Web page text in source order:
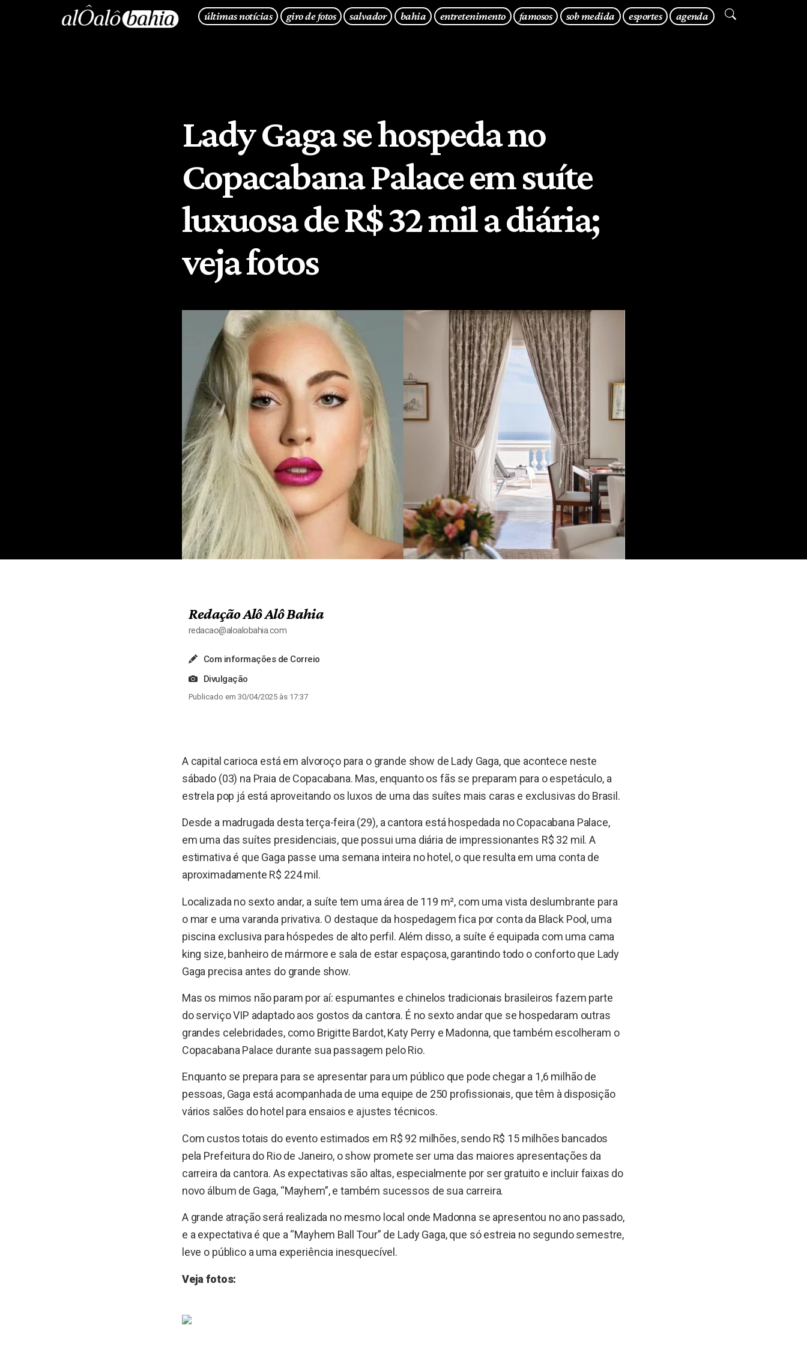
últimas notícias giro de fotos salvador bahia entretenimento famosos sob medida esportes agenda
Lady Gaga se hospeda no
Copacabana Palace em suíte
luxuosa de R$ 32 mil a diária;
veja fotos
Redação Alô Alô Bahia
redacao@aloalobahia.com
Com informações de Correio
Divulgação
Publicado em 30/04/2025 às 17:37
A capital carioca está em alvoroço para o grande show de Lady Gaga, que acontece neste
sábado (03) na Praia de Copacabana. Mas, enquanto os fãs se preparam para o espetáculo, a
estrela pop já está aproveitando os luxos de uma das suítes mais caras e exclusivas do Brasil.
Desde a madrugada desta terça-feira (29), a cantora está hospedada no Copacabana Palace,
em uma das suítes presidenciais, que possui uma diária de impressionantes R$ 32 mil. A
estimativa é que Gaga passe uma semana inteira no hotel, o que resulta em uma conta de
aproximadamente R$ 224 mil.
Localizada no sexto andar, a suíte tem uma área de 119 m², com uma vista deslumbrante para
o mar e uma varanda privativa. O destaque da hospedagem fica por conta da Black Pool, uma
piscina exclusiva para hóspedes de alto perfil. Além disso, a suíte é equipada com uma cama
king size, banheiro de mármore e sala de estar espaçosa, garantindo todo o conforto que Lady
Gaga precisa antes do grande show.
Mas os mimos não param por aí: espumantes e chinelos tradicionais brasileiros fazem parte
do serviço VIP adaptado aos gostos da cantora. É no sexto andar que se hospedaram outras
grandes celebridades, como Brigitte Bardot, Katy Perry e Madonna, que também escolheram o
Copacabana Palace durante sua passagem pelo Rio.
Enquanto se prepara para se apresentar para um público que pode chegar a 1,6 milhão de
pessoas, Gaga está acompanhada de uma equipe de 250 profissionais, que têm à disposição
vários salões do hotel para ensaios e ajustes técnicos.
Com custos totais do evento estimados em R$ 92 milhões, sendo R$ 15 milhões bancados
pela Prefeitura do Rio de Janeiro, o show promete ser uma das maiores apresentações da
carreira da cantora. As expectativas são altas, especialmente por ser gratuito e incluir faixas do
novo álbum de Gaga, “Mayhem”, e também sucessos de sua carreira.
A grande atração será realizada no mesmo local onde Madonna se apresentou no ano passado,
e a expectativa é que a “Mayhem Ball Tour” de Lady Gaga, que só estreia no segundo semestre,
leve o público a uma experiência inesquecível.
Veja fotos: